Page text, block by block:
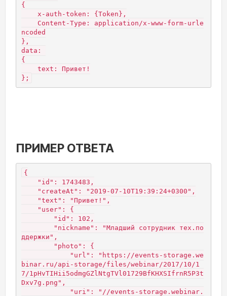
{
x-auth-token: {Token},
Content-Type: application/x-www-form-urle
ncoded
},
data:
{
text: Привет!
};
ПРИМЕР ОТВЕТА
{
"id": 1743483,
"createAt": "2019-07-10T19:39:24+0300",
"text": "Привет!",
"user": {
"id": 102,
"nickname": "Младший сотрудник тех.по
ддержки",
"photo": {
"url": "https://events-storage.we
binar.ru/api-storage/files/webinar/2017/10/1
7/1pHvTIHii5odmgGZlNtgTVl01729BfKHXSIfrnR5P3t
Dxv7g.png",
"uri": "//events-storage.webinar.